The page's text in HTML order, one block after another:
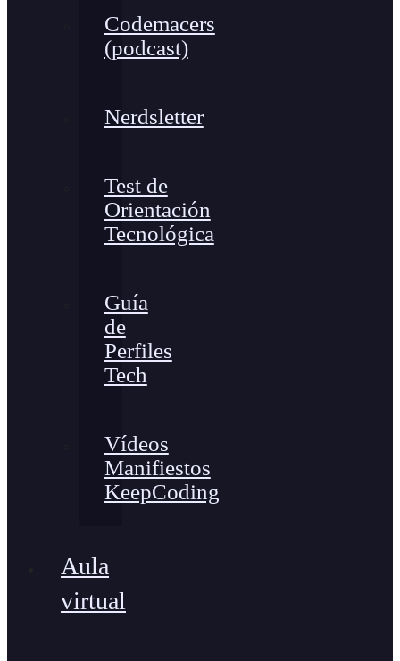
Codemacers
(podcast)
Nerdsletter
Test de
Orientación
Tecnológica
Guía
de
Perfiles
Tech
Vídeos
Manifiestos
KeepCoding
Aula
virtual